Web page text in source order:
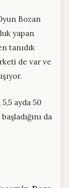
Bozan
yapan
tanıdık
de var ve
ayda 50
da